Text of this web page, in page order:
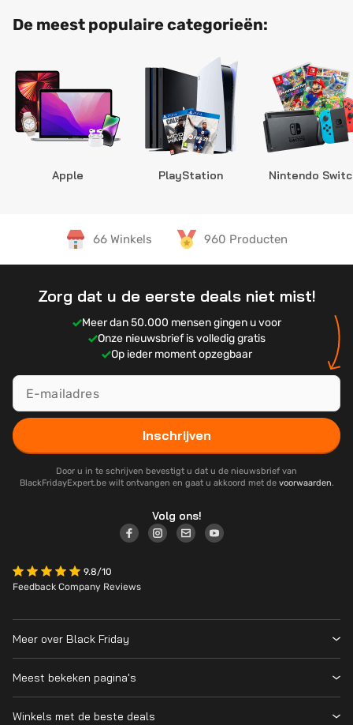
De meest populaire categorieën:
Apple PlayStation Nintendo
66 Winkels 960 Producten
Zorg dat u de eerste deals niet mist!
Meer dan 50.000 mensen gingen u voor
Onze nieuwsbrief is volledig gratis
Op ieder moment opzegbaar
Inschrijven
Door u in te schrijven bevestigt u dat u de nieuwsbrief van
BlackFridayExpert.be wilt ontvangen en gaat u akkoord met de voorwaarden.
Volg ons!
9.8/10
Feedback Company Reviews
Meer over Black Friday
Contact
Meest bekeken pagina's
Winkels met de beste deals